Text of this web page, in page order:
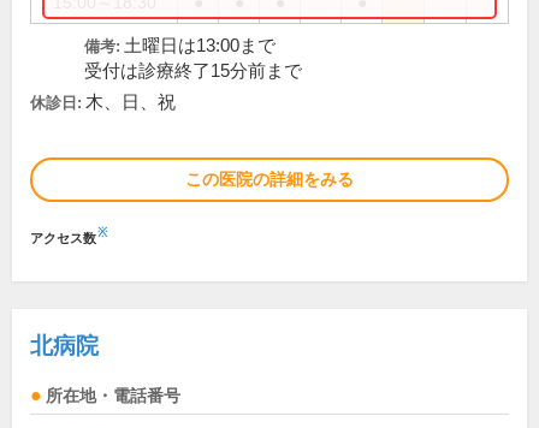
備考: 土曜日は13:00まで
受付は診療終了15分前まで
休診日: 木、日、祝
この医院の詳細をみる
アクセス数※
北病院
所在地・電話番号